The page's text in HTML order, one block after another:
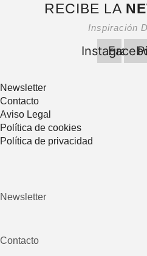
RECIBE LA
Inspiración
Instagram
Newsletter
Contacto
Aviso Legal
Política de cookies
Política de privacidad
Newsletter
Contacto